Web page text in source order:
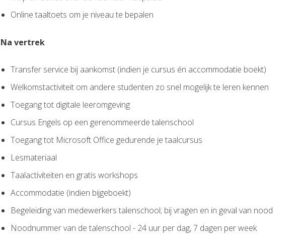
Online taaltoets om je niveau te bepalen
Na vertrek
Transfer service bij aankomst (indien je cursus én accommodatie boekt)
Welkomstactiviteit om andere studenten zo snel mogelijk te leren kennen
Toegang tot digitale leeromgeving
Cursus Engels op een gerenommeerde talenschool
Toegang tot Microsoft Office gedurende je taalcursus
Lesmateriaal
Taalactiviteiten en gratis workshops
Accommodatie (indien bijgeboekt)
Begeleiding van medewerkers talenschool; bij vragen en in geval van nood
Noodnummer van de talenschool - 24 uur per dag, 7 dagen per week